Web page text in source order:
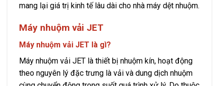
mang lại giá trị kinh tế lâu dài cho nhà máy dệt nhuộm.
Máy nhuộm vải JET
Máy nhuộm vải JET là gì?
Máy nhuộm vải JET là thiết bị nhuộm kín, hoạt động
theo nguyên lý đặc trưng là vải và dung dịch nhuộm